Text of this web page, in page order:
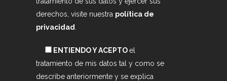
derechos, visite nuestra política de
privacidad
ENTIENDO Y ACEPTOel
tratamiento de mis datos tal y como se
describe anteriormente y se explica